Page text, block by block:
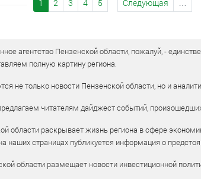
1 2 3 4 5 Следующая …
агентство Пензенской области, пожалуй, -
полную картину региона.
не только новости Пензенской области, но и
читателям дайджест событий,
области раскрывает жизнь региона в сфере
наших страницах публикуется информация о
области размещает новости инвестиционной